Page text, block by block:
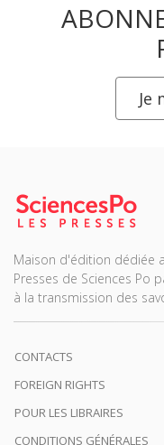
Je
Maison d'édition dédiée
Presses de Sciences Po
à la transmission des
CONTACTS
FOREIGN RIGHTS
POUR LES LIBRAIRES
CONDITIONS GÉNÉRALES